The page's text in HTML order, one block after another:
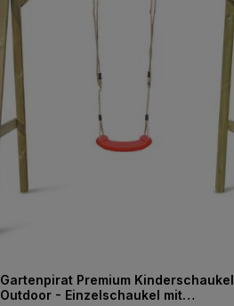
Gartenpirat Premium Kinderschaukel
Outdoor - Einzelschaukel mit